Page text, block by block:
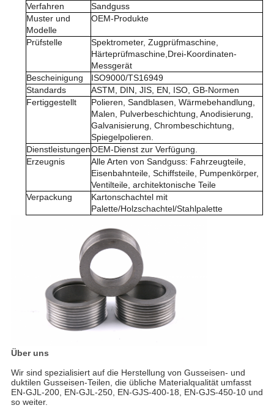
Verfahren
Sandguss
Muster und
Modelle
OEM-Produkte
Prüfstelle
Spektrometer, Zugprüfmaschine,
Härteprüfmaschine,Drei-Koordinaten-
Messgerät
Bescheinigung
ISO9000/TS16949
Standards
ASTM, DIN, JIS, EN, ISO, GB-Normen
Fertiggestellt
Polieren, Sandblasen, Wärmebehandlung,
Malen, Pulverbeschichtung, Anodisierung,
Galvanisierung, Chrombeschichtung,
Spiegelpolieren.
DienstleistungenOEM-Dienst zur Verfügung.
Erzeugnis
Alle Arten von Sandguss: Fahrzeugteile,
Eisenbahnteile, Schiffsteile, Pumpenkörper,
Ventilteile, architektonische Teile
Verpackung
Kartonschachtel mit
Palette/Holzschachtel/Stahlpalette
Über uns
Wir sind spezialisiert auf die Herstellung von Gusseisen- und
duktilen Gusseisen-Teilen, die übliche Materialqualität umfasst
EN-GJL-200, EN-GJL-250, EN-GJS-400-18, EN-GJS-450-10 und
so weiter.